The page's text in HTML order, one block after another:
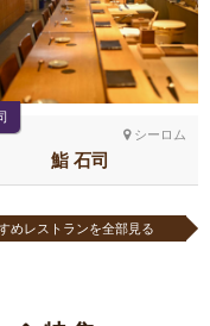
シーロム
鮨 石司
めレストランを全部見る